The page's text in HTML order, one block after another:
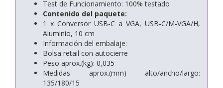
Test de Funcionamiento: 100% testado
Contenido del paquete:
1 x Conversor USB-C a VGA, USB-C/M-VGA/H,
Aluminio, 10 cm
Información del embalaje:
Bolsa retail con autocierre
Peso aprox.(kg): 0,035
Medidas aprox.(mm) alto/ancho/largo:
135/180/15